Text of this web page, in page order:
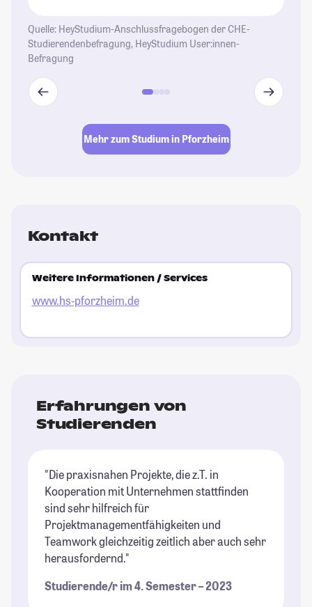
Quelle: HeyStudium-Anschlussfragebogen der CHE-
Studierendenbefragung, HeyStudium User:innen-
Befragung
Mehr zum Studium in Pforzheim
Kontakt
Weitere Informationen / Services
www.hs-pforzheim.de
Erfahrungen von
Studierenden
"Die praxisnahen Projekte, die z.T. in
Kooperation mit Unternehmen stattfinden
sind sehr hilfreich für
Projektmanagementfähigkeiten und
Teamwork gleichzeitig zeitlich aber auch sehr
herausfordernd."
Studierende/r im 4. Semester – 2023